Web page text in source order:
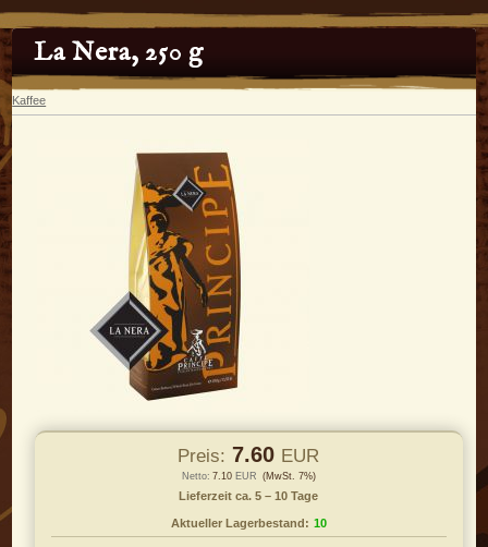
La Nera, 250 g
Kaffee
Preis: 7.60 EUR
Netto: 7.10 EUR (MwSt. 7%)
Lieferzeit ca. 5 – 10 Tage
Aktueller Lagerbestand: 10